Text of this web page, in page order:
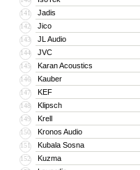
141 Jadis
142 Jico
143 JL Audio
144 JVC
145 Karan Acoustics
146 Kauber
147 KEF
148 Klipsch
149 Krell
150 Kronos Audio
151 Kubala Sosna
152 Kuzma